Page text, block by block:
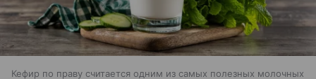
Кефир по праву считается одним из самых полезных молочных